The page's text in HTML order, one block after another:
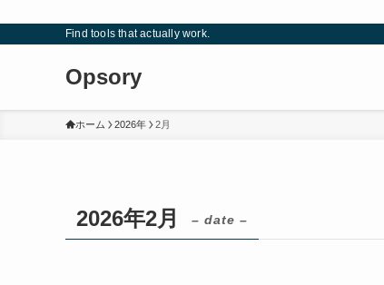
Find tools that actually work.
Opsory
ホーム 2026年 2月
2026年2月 – date –